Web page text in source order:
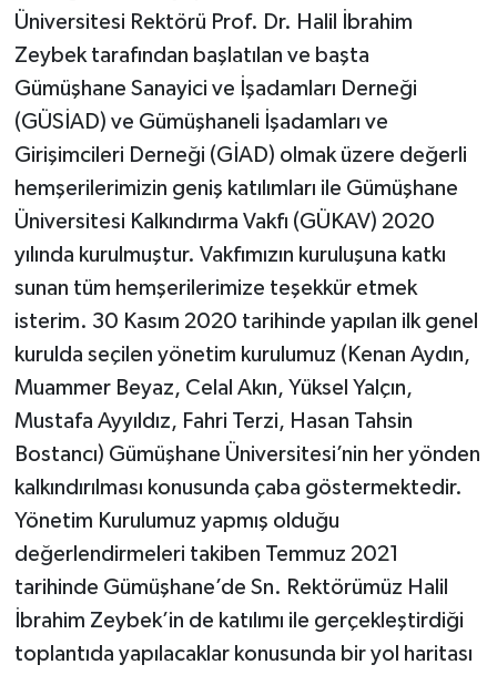
Üniversitesi Rektörü Prof. Dr. Halil İbrahim
Zeybek tarafından başlatılan ve başta
Gümüşhane Sanayici ve İşadamları Derneği
(GÜSİAD) ve Gümüşhaneli İşadamları ve
Girişimcileri Derneği (GİAD) olmak üzere değerli
hemşerilerimizin geniş katılımları ile Gümüşhane
Üniversitesi Kalkındırma Vakfı (GÜKAV) 2020
yılında kurulmuştur. Vakfımızın kuruluşuna katkı
sunan tüm hemşerilerimize teşekkür etmek
isterim. 30 Kasım 2020 tarihinde yapılan ilk genel
kurulda seçilen yönetim kurulumuz (Kenan Aydın,
Muammer Beyaz, Celal Akın, Yüksel Yalçın,
Mustafa Ayyıldız, Fahri Terzi, Hasan Tahsin
Bostancı) Gümüşhane Üniversitesi’nin her yönden
kalkındırılması konusunda çaba göstermektedir.
Yönetim Kurulumuz yapmış olduğu
değerlendirmeleri takiben Temmuz 2021
tarihinde Gümüşhane’de Sn. Rektörümüz Halil
İbrahim Zeybek’in de katılımı ile gerçekleştirdiği
toplantıda yapılacaklar konusunda bir yol haritası